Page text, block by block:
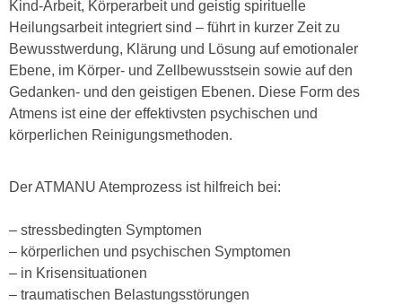
Kind-Arbeit, Körperarbeit und geistig spirituelle
Heilungsarbeit integriert sind – führt in kurzer Zeit zu
Bewusstwerdung, Klärung und Lösung auf emotionaler
Ebene, im Körper- und Zellbewusstsein sowie auf den
Gedanken- und den geistigen Ebenen. Diese Form des
Atmens ist eine der effektivsten psychischen und
körperlichen Reinigungsmethoden.
Der ATMANU Atemprozess ist hilfreich bei:
– stressbedingten Symptomen
– körperlichen und psychischen Symptomen
– in Krisensituationen
– traumatischen Belastungsstörungen